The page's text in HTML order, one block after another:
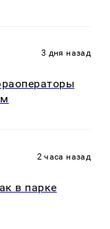
3 дня назад
2 часа назад
в парке